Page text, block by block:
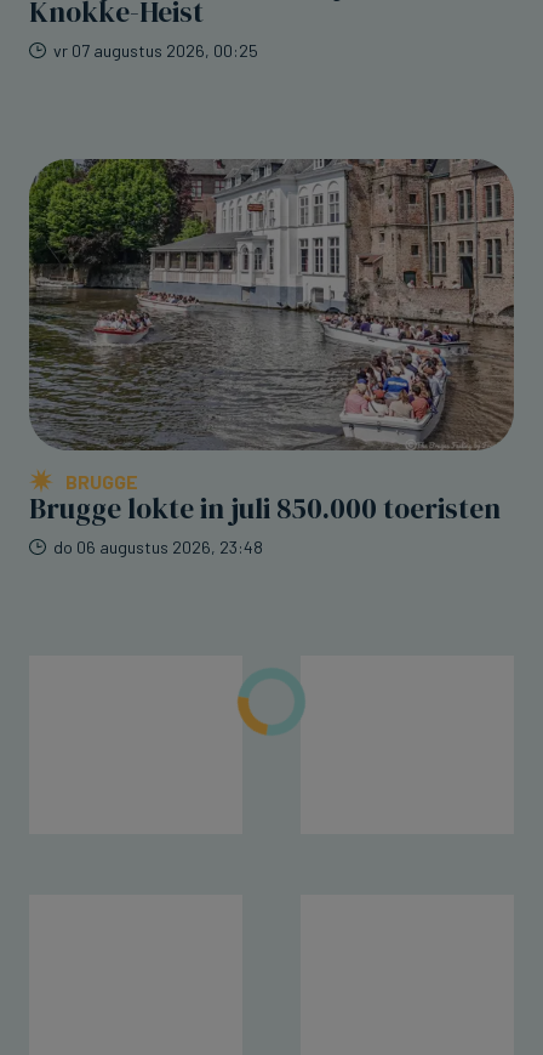
Knokke-Heist
vr 07 augustus 2026, 00:25
BRUGGE
Brugge lokte in juli 850.000 toeristen
do 06 augustus 2026, 23:48